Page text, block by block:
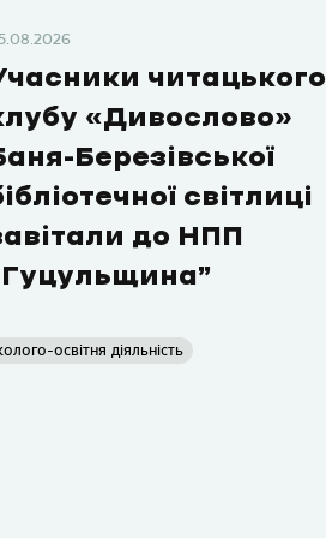
читацького
«Дивослово»
Березівської
світлиці
до НПП
освітня діяльність